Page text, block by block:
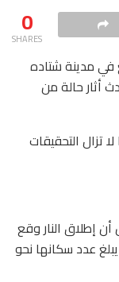
0
SHARES
مدينة شتاده
أثار حالة من
تزال التحقيقات
إطلاق النار وقع
عدد سكانها نحو